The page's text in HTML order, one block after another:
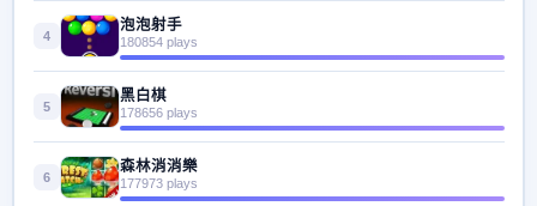
4
泡泡射手
180854 plays
5
黑白棋
178656 plays
6
森林消消樂
177973 plays